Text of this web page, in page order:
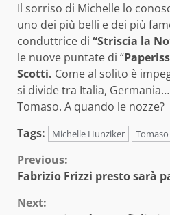
Il sorriso di Michelle lo
uno dei più belli e dei più
conduttrice di “Striscia la
le nuove puntate di “
Scotti. Come al solito è
si divide tra Italia,
Tomaso. A quando le nozze?
Tags:
Michelle Hunziker
Continue
Previous:
Fabrizio Frizzi presto sarà
Next: